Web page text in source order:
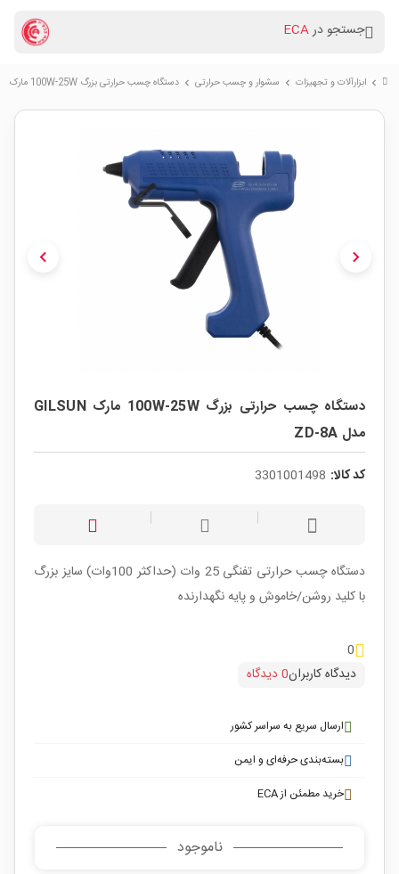
جستجو درECA
chevron_right ابزارآلات و تجهیزات chevron_right سشوار و چسب حرارتی chevron_right دستگاه چسب حرارتی بزرگ 100W-25W مارک GILSUN مدل ZD-8A
chevron_left chevron_right
دستگاه چسب حرارتی بزرگ 100W-25W مارک GILSUN
مدل ZD-8A
کد کالا: 3301001498
دستگاه چسب حرارتی تفنگی 25 وات (حداکثر 100وات) سایز بزرگ
با کلید روشن/خاموش و پایه نگهدارنده
0
دیدگاه کاربران0 دیدگاه
ارسال سریع به سراسر کشور
بسته‌بندی حرفه‌ای و ایمن
خرید مطمئن از ECA
ناموجود